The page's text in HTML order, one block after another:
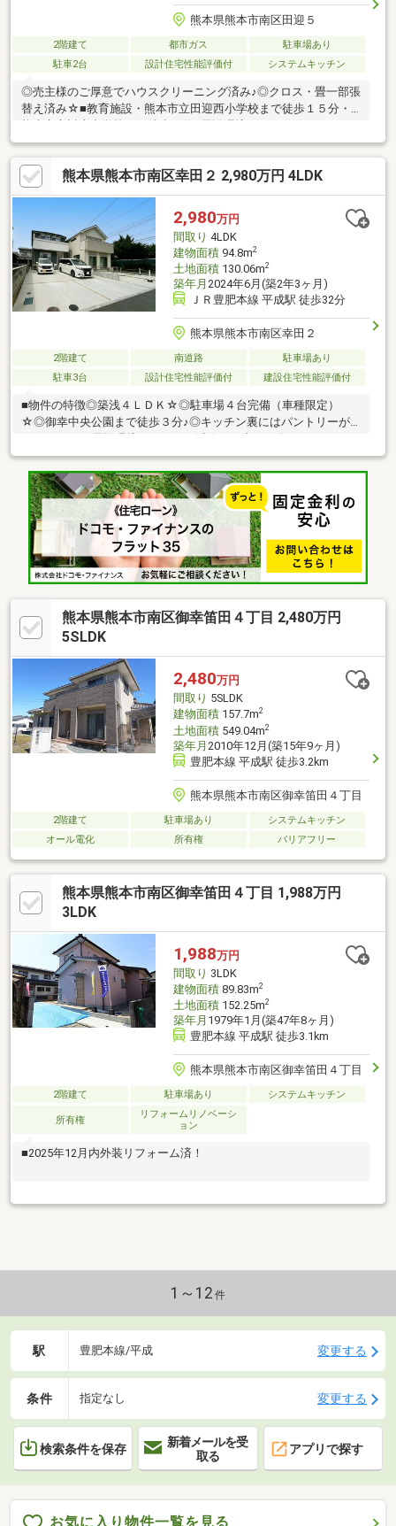
熊本県熊本市南区田迎５
2階建て 都市ガス
駐車場あり
駐車2台
設計住宅性能評価付 システムキッチン
◎売主様のご厚意でハウスクリーニング済み♪◎クロス・畳一部張
替え済み☆■教育施設・熊本市立田迎西小学校まで徒歩１５分・
Ｅ浜線店まで徒歩３分☆・セブンイレブン熊本出仲間６丁目店ま
で徒歩７分☆・熊本出仲間郵便局まで徒歩６分☆・東陽会東病院
まで車で４分☆・熊本・都市バス「田迎一里木」まで徒歩５分☆
＼ 不動産のことなら、結不動産にご相談ください ／住宅ロー
ンの事前審査からお手伝いさせていただきます♪☆物件多数ご用
意！ご希望条件にてリストアップいたします☆
熊本県熊本市南区幸田２ 2,980万円 4LDK
2,980万円
間取り 4LDK
建物面積94.8m2
土地面積130.06m2
築年月 2024年6月(築2年3ヶ月)
ＪＲ豊肥本線 平成駅 徒歩32分
熊本県熊本市南区幸田２
2階建て 南道路
駐車場あり
駐車3台
設計住宅性能評価付 建設住宅性能評価付
■物件の特徴◎築浅４ＬＤＫ☆◎駐車場４台完備（車種限定）
☆◎御幸中央公園まで徒歩３分♪◎キッチン裏にはパントリーが
ュ御幸笛田店まで車で４分ファミリーマート熊本御幸笛田店まで
車で３分■教育施設・なかよし保育園まで車で３分（９４３
ｍ）・御幸小学校まで徒歩１８分（１，４３１ｍ）・託麻中学校
まで徒歩２０分（１，６７０ｍ）＼ 不動産のことなら、結不動
産にご相談ください ／住宅ローンの事前審査からお手伝いさせ
ていただきます♪☆☆物件多数ご用意～ご希望条件にて、リスト
アップいたします☆☆
熊本県熊本市南区御幸笛田４丁目 2,480万円
5SLDK
2,480万円
間取り 5SLDK
建物面積157.7m2
土地面積549.04m2
築年月 2010年12月(築15年9ヶ月)
豊肥本線 平成駅 徒歩3.2km
熊本県熊本市南区御幸笛田４丁目
2階建て 駐車場あり
システムキッチン
オール電化
所有権 バリアフリー
熊本県熊本市南区御幸笛田４丁目 1,988万円
3LDK
1,988万円
間取り 3LDK
建物面積89.83m2
土地面積152.25m2
築年月 1979年1月(築47年8ヶ月)
豊肥本線 平成駅 徒歩3.1km
熊本県熊本市南区御幸笛田４丁目
2階建て 駐車場あり システムキッチン
所有権
リフォームリノベーシ
ョン
■2025年12月内外装リフォーム済！
1～12 件
駅 豊肥本線/平成 変更する
条件 指定なし 変更する
検索条件を保存
新着メールを受
取る
アプリで探す
お気に入り物件一覧を見る